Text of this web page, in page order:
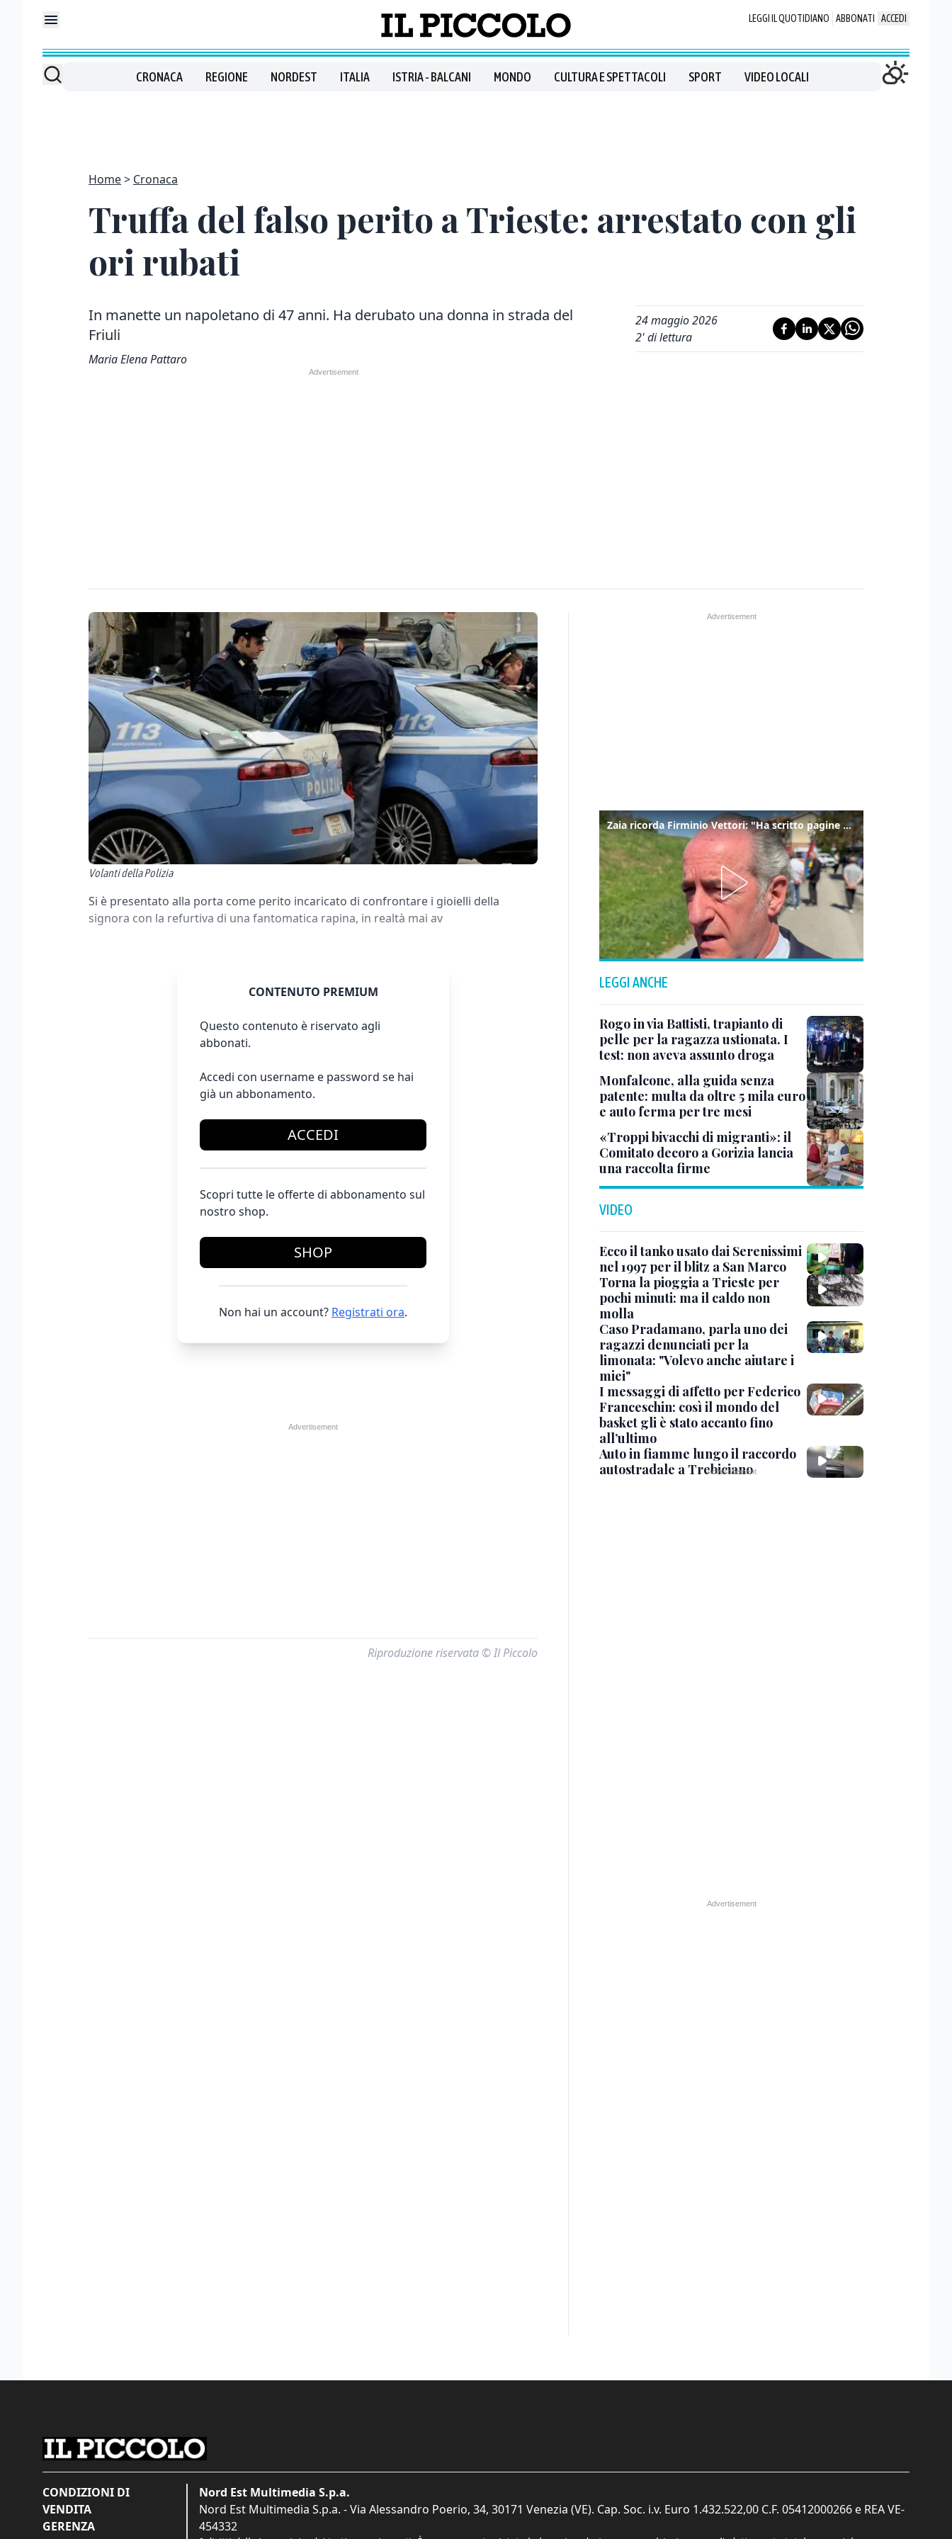
LEGGI IL QUOTIDIANO ABBONATI ACCEDI
CRONACA REGIONE NORDEST ITALIA ISTRIA - BALCANI MONDO CULTURA E SPETTACOLI SPORT VIDEO LOCALI
Home Cronaca
Truffa del falso perito a Trieste: arrestato con gli
ori rubati
In manette un napoletano di 47 anni. Ha derubato una donna in strada del
Friuli
Maria Elena Pattaro
24 maggio 2026
2' di lettura
Volanti della Polizia
Si è presentato alla porta come perito incaricato di confrontare i gioielli della
signora con la refurtiva di una fantomatica rapina, in realtà mai av
CONTENUTO PREMIUM
Questo contenuto è riservato agli
abbonati.
Accedi con username e password se hai
già un abbonamento.
ACCEDI
Scopri tutte le offerte di abbonamento sul
nostro shop.
SHOP
Non hai un account? Registrati ora.
Riproduzione riservata © Il Piccolo
Zaia ricorda Firminio Vettori: "Ha scritto pagine di storia del nostro territorio"
LEGGI ANCHE
Rogo in via Battisti, trapianto di
pelle per la ragazza ustionata. I
test: non aveva assunto droga
Monfalcone, alla guida senza
patente: multa da oltre 5 mila euro
e auto ferma per tre mesi
«Troppi bivacchi di migranti»: il
Comitato decoro a Gorizia lancia
una raccolta firme
VIDEO
Ecco il tanko usato dai Serenissimi
nel 1997 per il blitz a San Marco
Torna la pioggia a Trieste per
pochi minuti: ma il caldo non
molla
Caso Pradamano, parla uno dei
ragazzi denunciati per la
limonata: "Volevo anche aiutare i
miei"
I messaggi di affetto per Federico
Franceschin: così il mondo del
basket gli è stato accanto fino
all’ultimo
Auto in fiamme lungo il raccordo
autostradale a Trebiciano
CONDIZIONI DI
VENDITA
GERENZA
Nord Est Multimedia S.p.a.
Nord Est Multimedia S.p.a. - Via Alessandro Poerio, 34, 30171 Venezia (VE). Cap. Soc. i.v. Euro 1.432.522,00 C.F. 05412000266 e REA VE-
454332